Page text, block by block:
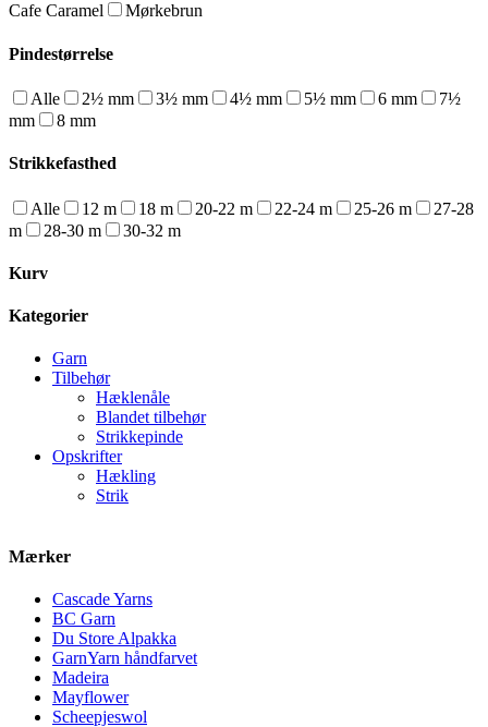
Cafe Caramel
Mørkebrun
Pindestørrelse
Alle 2½ mm 3½ mm 4½ mm 5½ mm 6 mm
7½
mm
8 mm
Strikkefasthed
Alle 12 m 18 m 20-22 m 22-24 m 25-26 m
27-28
m
28-30 m 30-32 m
Kurv
Kategorier
Garn
Tilbehør
Hæklenåle
Blandet tilbehør
Strikkepinde
Opskrifter
Hækling
Strik
Mærker
Cascade Yarns
BC Garn
Du Store Alpakka
GarnYarn håndfarvet
Madeira
Mayflower
Scheepjeswol